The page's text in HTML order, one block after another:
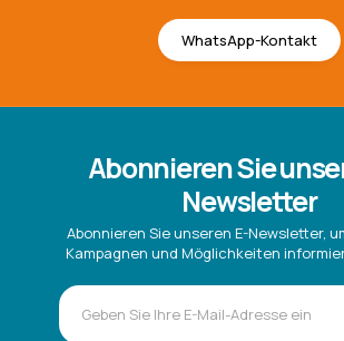
WhatsApp-Kontakt
Abonnieren Sie
Newsletter
Abonnieren Sie unseren E-Newsletter,
Kampagnen und Möglichkeiten